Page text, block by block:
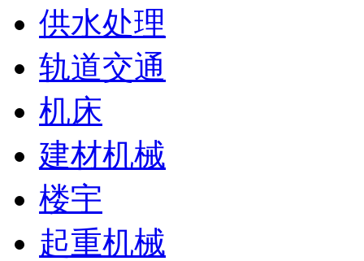
供水处理
轨道交通
机床
建材机械
楼宇
起重机械